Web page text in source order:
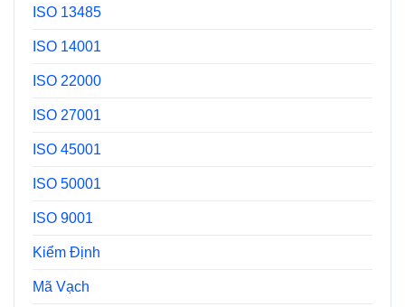
ISO 13485
ISO 14001
ISO 22000
ISO 27001
ISO 45001
ISO 50001
ISO 9001
Kiểm Định
Mã Vạch